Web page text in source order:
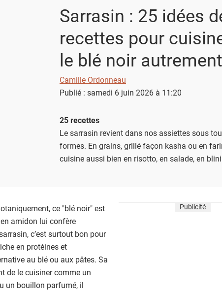
Sarrasin : 25 idées
recettes pour
le blé noir autrement
Camille Ordonneau
Publié : samedi 6 juin 2026 à 11:20
25 recettes
Le sarrasin revient dans nos assiettes sous
formes. En grains, grillé façon kasha ou en
cuisine aussi bien en risotto, en salade, en blinis
ce "blé noir" est
amidon lui confère
c’est surtout bon pour
en protéines et
au blé ou aux pâtes. Sa
de le cuisiner comme un
un bouillon parfumé, il
Publicité